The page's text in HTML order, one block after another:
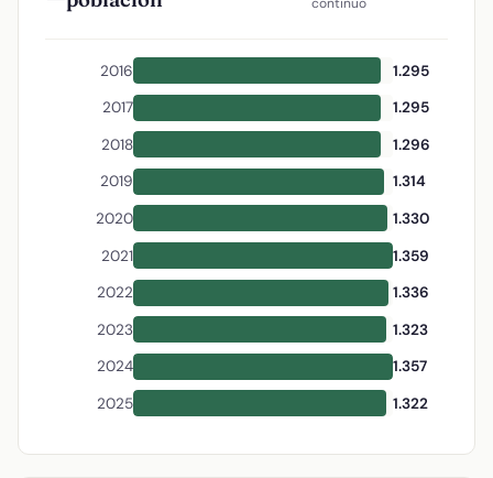
2016
1.295
2017
1.295
2018
1.296
2019
1.314
2020
1.330
2021
1.359
2022
1.336
2023
1.323
2024
1.357
2025
1.322